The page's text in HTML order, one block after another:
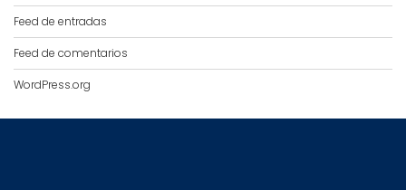
Feed de entradas
Feed de comentarios
WordPress.org